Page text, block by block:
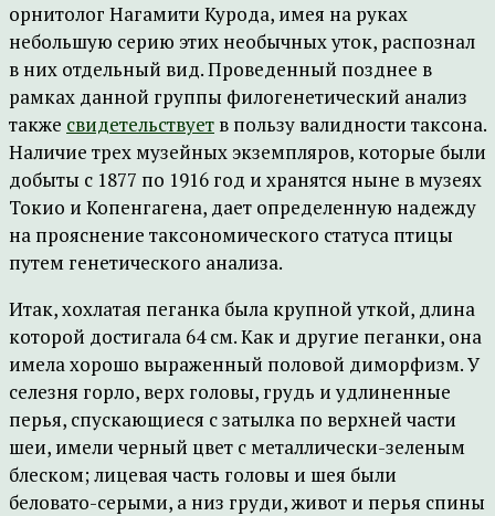
орнитолог Нагамити Курода, имея на руках
небольшую серию этих необычных уток, распознал
в них отдельный вид. Проведенный позднее в
рамках данной группы филогенетический анализ
также свидетельствует в пользу валидности таксона.
Наличие трех музейных экземпляров, которые были
добыты с 1877 по 1916 год и хранятся ныне в музеях
Токио и Копенгагена, дает определенную надежду
на прояснение таксономического статуса птицы
путем генетического анализа.
Итак, хохлатая пеганка была крупной уткой, длина
которой достигала 64 см. Как и другие пеганки, она
имела хорошо выраженный половой диморфизм. У
селезня горло, верх головы, грудь и удлиненные
перья, спускающиеся с затылка по верхней части
шеи, имели черный цвет с металлически-зеленым
блеском; лицевая часть головы и шея были
беловато-серыми, а низ груди, живот и перья спины